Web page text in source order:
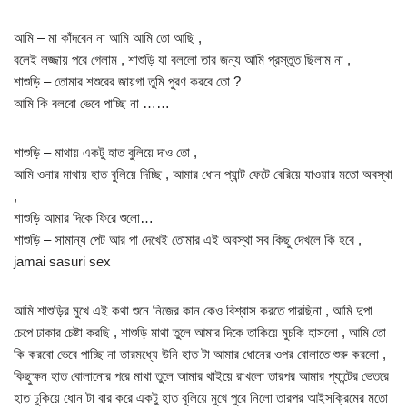
আমি – মা কাঁদবেন না আমি আমি তো আছি ,
বলেই লজ্জায় পরে গেলাম , শাশুড়ি যা বললো তার জন্য আমি প্রস্তুত ছিলাম না ,
শাশুড়ি – তোমার শশুরের জায়গা তুমি পুরণ করবে তো ?
আমি কি বলবো ভেবে পাচ্ছি না ……
শাশুড়ি – মাথায় একটু হাত বুলিয়ে দাও তো ,
আমি ওনার মাথায় হাত বুলিয়ে দিচ্ছি , আমার ধোন প্যান্ট ফেটে বেরিয়ে যাওয়ার মতো অবস্থা
,
শাশুড়ি আমার দিকে ফিরে শুলো…
শাশুড়ি – সামান্য পেট আর পা দেখেই তোমার এই অবস্থা সব কিছু দেখলে কি হবে ,
jamai sasuri sex
আমি শাশুড়ির মুখে এই কথা শুনে নিজের কান কেও বিশ্বাস করতে পারছিনা , আমি দুপা
চেপে ঢাকার চেষ্টা করছি , শাশুড়ি মাথা তুলে আমার দিকে তাকিয়ে মুচকি হাসলো , আমি তো
কি করবো ভেবে পাচ্ছি না তারমধ্যে উনি হাত টা আমার ধোনের ওপর বোলাতে শুরু করলো ,
কিছুক্ষন হাত বোলানোর পরে মাথা তুলে আমার থাইয়ে রাখলো তারপর আমার প্যান্টের ভেতরে
হাত ঢুকিয়ে ধোন টা বার করে একটু হাত বুলিয়ে মুখে পুরে নিলো তারপর আইসক্রিমের মতো